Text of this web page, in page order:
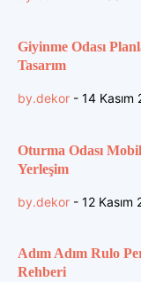
Giyinme Odası
Tasarım
by.dekor - 14 Kasım
Oturma Odası
Yerleşim
by.dekor - 12 Kasım
Adım Adım Rulo
Rehberi